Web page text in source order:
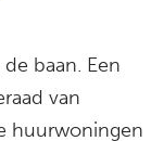
baan. Een
van
huurwoningen